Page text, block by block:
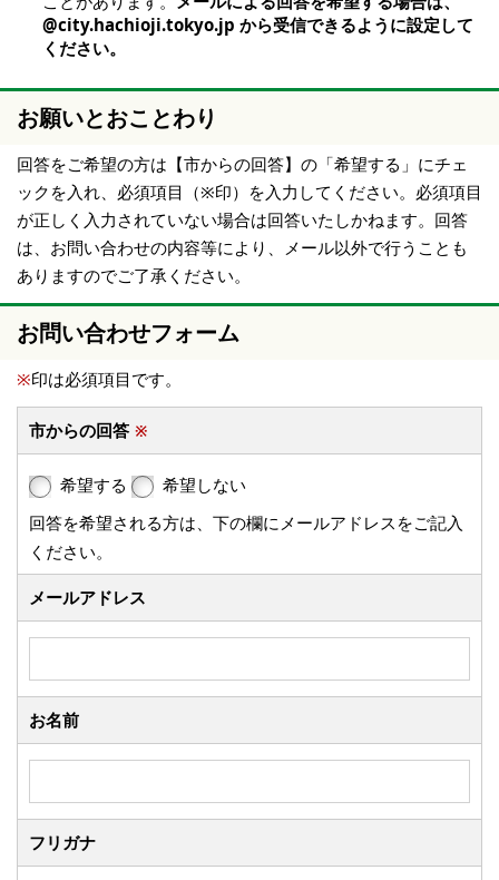
@city.hachioji.tokyo.jp から受信できるように設定して
ください。
お願いとおことわり
回答をご希望の方は【市からの回答】の「希望する」にチェ
ックを入れ、必須項目（※印）を入力してください。必須項目
が正しく入力されていない場合は回答いたしかねます。回答
は、お問い合わせの内容等により、メール以外で行うことも
ありますのでご了承ください。
お問い合わせフォーム
※印は必須項目です。
市からの回答 ※
希望する
希望しない
回答を希望される方は、下の欄にメールアドレスをご記入
ください。
メールアドレス
お名前
フリガナ